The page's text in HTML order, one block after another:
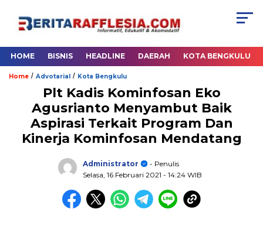
HOME BISNIS HEADLINE DAERAH KOTA BENGKULU
Home / Advotarial / Kota Bengkulu
Plt Kadis Kominfosan Eko
Agusrianto Menyambut Baik
Aspirasi Terkait Program Dan
Kinerja Kominfosan Mendatang
Administrator
- Penulis
Selasa, 16 Februari 2021 - 14:24 WIB